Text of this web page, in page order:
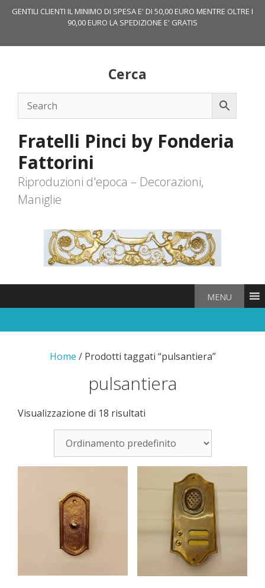
GENTILI CLIENTI IL MINIMO DI SPESA E' DI 50,00 EURO MENTRE OLTRE I
90,00 EURO LA SPEDIZIONE E' GRATIS
Cerca
Fratelli Pinci by Fonderia
Fattorini
Riproduzioni d'epoca – Decorazioni,
Maniglie
MENU
Home / Prodotti taggati “pulsantiera”
pulsantiera
Visualizzazione di 18 risultati